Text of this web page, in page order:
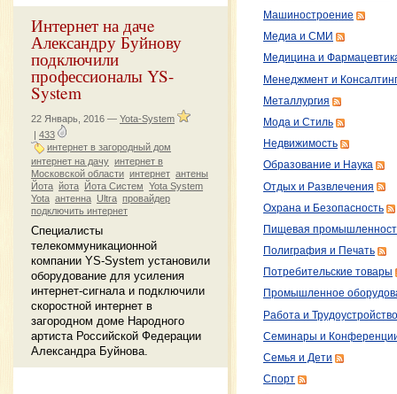
Интернет на дачe
Александру Буйнову
подключили
профессионалы YS-
System
22 Январь, 2016 — Yota-System
| 433
интернет в загородный дом
интернет на дачу интернет в
Московской области интернет антены
Йота йота Йота Систем Yota System
Yota антенна Ultra провайдер
подключить интернет
Специалисты
телекоммуникационной
компании YS-System установили
оборудование для усиления
интернет-сигнала и подключили
скоростной интернет в
загородном доме Народного
артиста Российской Федерации
Александра Буйнова.
Машиностроение
Медиа и СМИ
Медицина и
Менеджмент и Консалтинг
Металлургия
Мода и Стиль
Недвижимость
Образование и Наука
Отдых и Развлечения
Охрана и Безопасность
Пищевая
Полиграфия и Печать
Потребительские товары
Промышленное
Работа и Трудоустройство
Семинары и
Семья и Дети
Спорт